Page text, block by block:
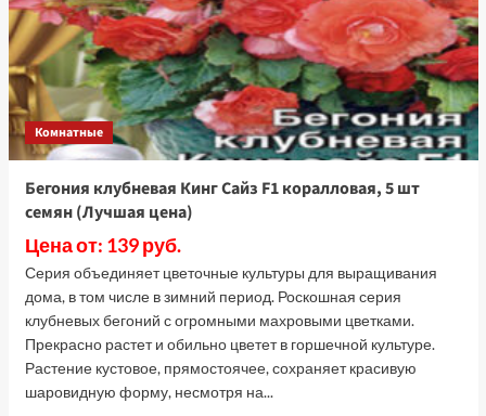
Комнатные
Бегония клубневая Кинг Сайз F1 коралловая, 5 шт
семян (Лучшая цена)
Цена от: 139 руб.
Серия объединяет цветочные культуры для выращивания
дома, в том числе в зимний период. Роскошная серия
клубневых бегоний с огромными махровыми цветками.
Прекрасно растет и обильно цветет в горшечной культуре.
Растение кустовое, прямостоячее, сохраняет красивую
шаровидную форму, несмотря на...